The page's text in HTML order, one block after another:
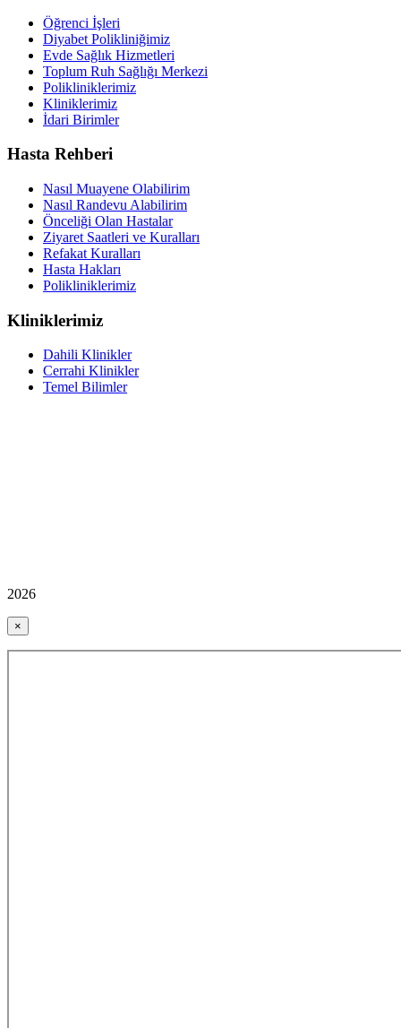
Öğrenci İşleri
Diyabet Polikliniğimiz
Evde Sağlık Hizmetleri
Toplum Ruh Sağlığı Merkezi
Polikliniklerimiz
Kliniklerimiz
İdari Birimler
Hasta Rehberi
Nasıl Muayene Olabilirim
Nasıl Randevu Alabilirim
Önceliği Olan Hastalar
Ziyaret Saatleri ve Kuralları
Refakat Kuralları
Hasta Hakları
Polikliniklerimiz
Kliniklerimiz
Dahili Klinikler
Cerrahi Klinikler
Temel Bilimler
2026
×